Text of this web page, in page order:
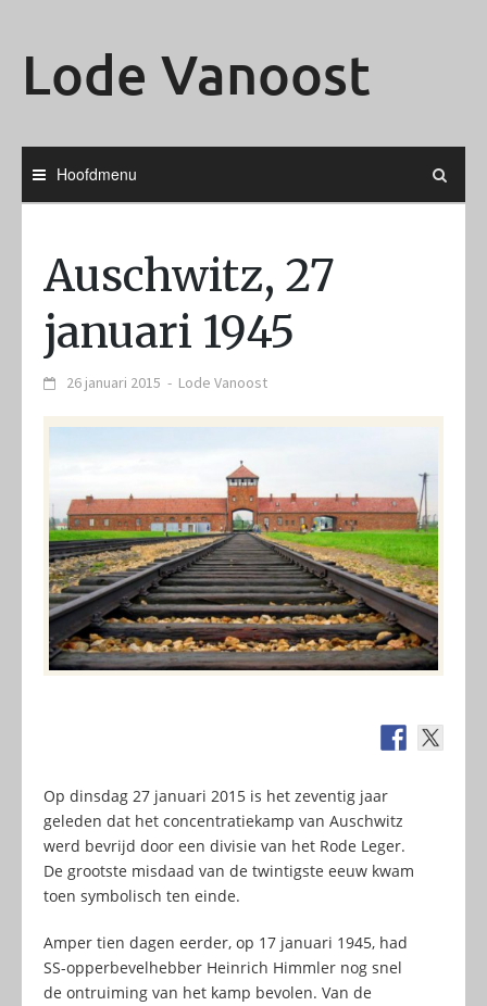
Lode Vanoost
Hoofdmenu
Auschwitz, 27
januari 1945
26 januari 2015 - Lode Vanoost
Op dinsdag 27 januari 2015 is het zeventig jaar
geleden dat het concentratiekamp van Auschwitz
werd bevrijd door een divisie van het Rode Leger.
De grootste misdaad van de twintigste eeuw kwam
toen symbolisch ten einde.
Amper tien dagen eerder, op 17 januari 1945, had
SS-opperbevelhebber Heinrich Himmler nog snel
de ontruiming van het kamp bevolen. Van de